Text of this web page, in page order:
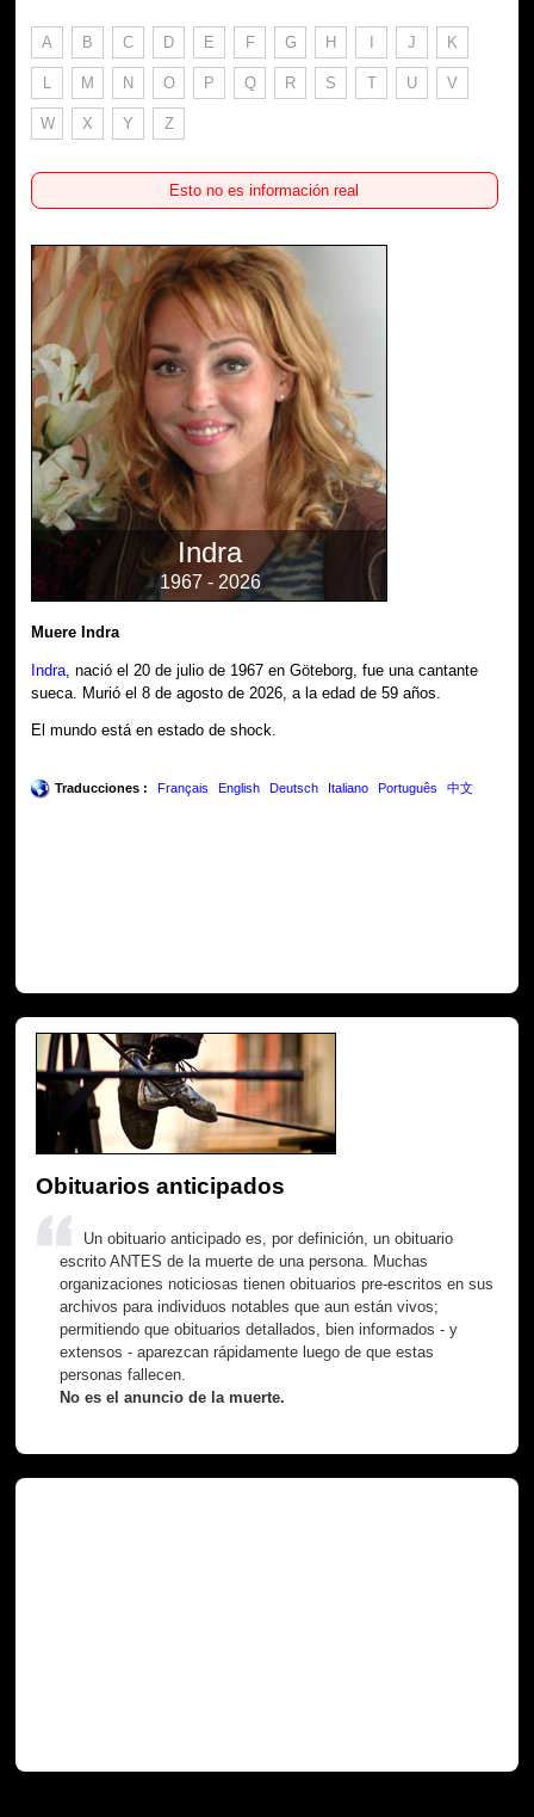
A B C D E F G H I J K
L M N O P Q R S T U V
W X Y Z
Esto no es información real
Indra
1967 - 2026
Muere Indra
Indra , nació el 20 de julio de 1967 en Göteborg, fue una cantante
sueca. Murió el 8 de agosto de 2026, a la edad de 59 años.
El mundo está en estado de shock.
Traducciones : Français English Deutsch Italiano Português 中文
Obituarios anticipados
Un obituario anticipado es, por definición, un obituario
escrito ANTES de la muerte de una persona. Muchas
organizaciones noticiosas tienen obituarios pre-escritos en sus
archivos para individuos notables que aun están vivos;
permitiendo que obituarios detallados, bien informados - y
extensos - aparezcan rápidamente luego de que estas
personas fallecen.
No es el anuncio de la muerte.